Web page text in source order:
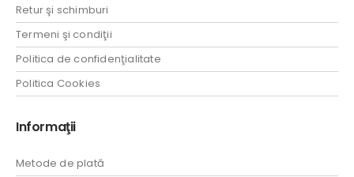
Retur şi schimburi
Termeni şi condiţii
Politica de confidenţialitate
Politica Cookies
Informaţii
Metode de plată